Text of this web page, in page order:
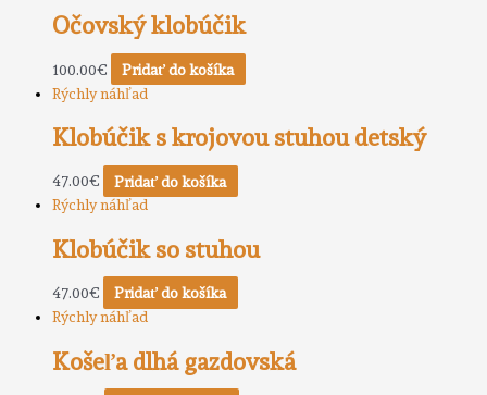
Očovský klobúčik
100.00€
Pridať do košíka
Rýchly náhľad
Klobúčik s krojovou stuhou detský
47.00€
Pridať do košíka
Rýchly náhľad
Klobúčik so stuhou
47.00€
Pridať do košíka
Rýchly náhľad
Košeľa dlhá gazdovská